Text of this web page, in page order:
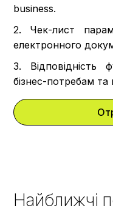
business.
2. Чек-лист
електронного
3. Відповідність
бізнес-потребам та
Найближчі